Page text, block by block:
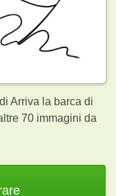
Arriva la barca di
70 immagini da